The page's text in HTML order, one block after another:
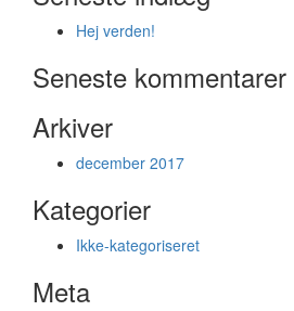
Hej verden!
Seneste kommentarer
Arkiver
december 2017
Kategorier
Ikke-kategoriseret
Meta